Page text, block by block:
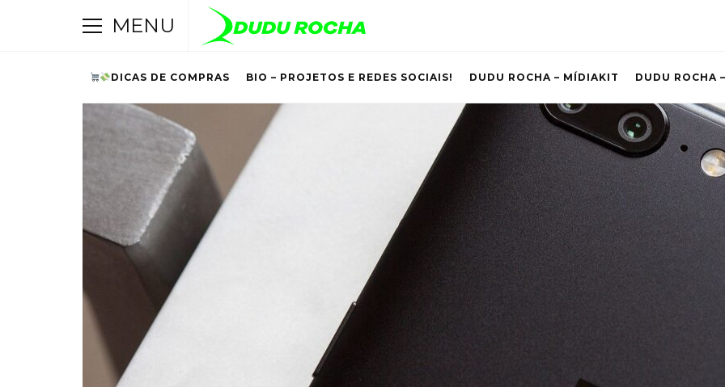
MENU
DICAS DE COMPRAS BIO – PROJETOS E REDES SOCIAIS! DUDU ROCHA – MÍDIAKIT DUDU ROCHA